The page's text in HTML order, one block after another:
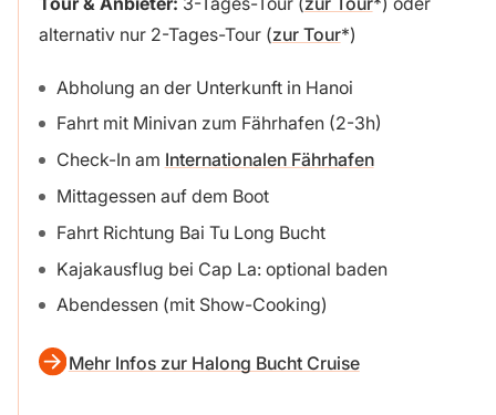
alternativ nur 2-Tages-Tour (zur Tour )
Abholung an der Unterkunft in Hanoi
Fahrt mit Minivan zum Fährhafen (2-3h)
Check-In am Internationalen Fährhafen
Mittagessen auf dem Boot
Fahrt Richtung Bai Tu Long Bucht
Kajakausflug bei Cap La: optional baden
Abendessen (mit Show-Cooking)
Mehr Infos zur Halong Bucht Cruise